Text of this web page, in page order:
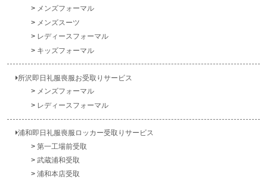
メンズフォーマル
メンズスーツ
レディースフォーマル
キッズフォーマル
所沢即日礼服喪服お受取りサービス
メンズフォーマル
レディースフォーマル
浦和即日礼服喪服ロッカー受取りサービス
第一工場前受取
武蔵浦和受取
浦和本店受取